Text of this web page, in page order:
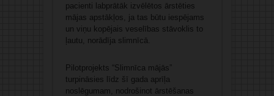
pacienti labprātāk izvēlētos ārstēties
mājas apstākļos, ja tas būtu iespējams
un viņu kopējais veselības stāvoklis to
ļautu, norādīja slimnīcā.
Pilotprojekts “Slimnīca mājās”
turpināsies līdz šī gada aprīļa
noslēgumam, nodrošinot ārstēšanas